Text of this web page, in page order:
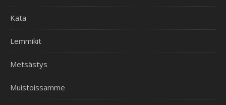
Kata
Lemmikit
Metsästys
Muistoissamme